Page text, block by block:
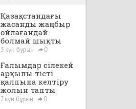
Қазақстандағы
жасанды жаңбыр
ойлағандай
болмай шықты
3 күн бұрын 0
Ғалымдар сілекей
арқылы тісті
қалпына келтіру
жолын тапты
7 күн бұрын 0